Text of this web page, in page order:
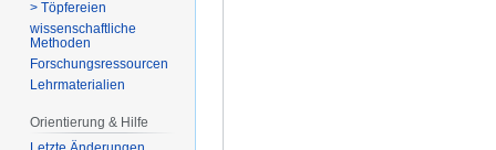
> Töpfereien
wissenschaftliche
Methoden
Forschungsressourcen
Lehrmaterialien
Orientierung & Hilfe